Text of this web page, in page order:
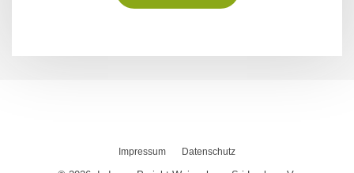
Impressum Datenschutz